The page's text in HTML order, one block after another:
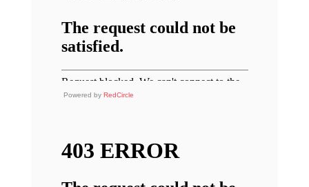
Powered by RedCircle